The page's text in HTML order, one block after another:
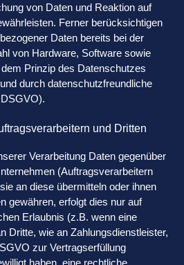
von Daten und Reaktion auf
Ferner berücksichtigen
Daten bereits bei der
von Hardware, Software sowie
Prinzip des Datenschutzes
durch datenschutzfreundliche
und Dritten
Verarbeitung Daten gegenüber
(Auftragsverarbeitern
an diese übermitteln oder ihnen
gewähren, erfolgt dies nur auf
Erlaubnis (z.B. wenn eine
Dritte, wie an Zahlungsdienstleister,
zur Vertragserfüllung
haben, eine rechtliche